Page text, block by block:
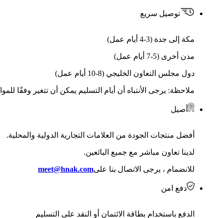
توصيل سريع
مكة إلى جدة (3-4 أيام عمل)
مدن أخرى (5-7 أيام عمل)
دول مجلس التعاون الخليجي (8-10 أيام عمل)
ملاحظة: يرجى الأنتباه أن أيام التسليم يمكن أن تتغير وفقًا
أصيل
أفضل منتجات الجودة من العلامات التجارية الدولية والمحلية.
لدينا تعاون مباشر مع جميع البائعين.
للانضمام ، يرجى الاتصال بنا علىmeet@hnak.com
دفع امن
الدفع باستخدام بطاقة الائتمان أو النقد على التسليم